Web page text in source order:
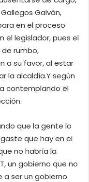
Galván,
en el proceso
el legislador, pues el
rumbo,
a su favor, al estar
la alcaldía.Y según
contemplando el
que la gente lo
que hay en el
no habría la
un gobierno que no
ser un gobierno